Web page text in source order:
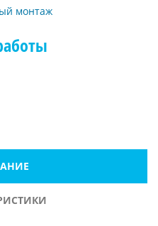
монтаж